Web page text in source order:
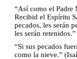
“Así como el
Recibid el Espíritu
pecados, les serán
les serán retenidos.”
“Si sus pecados
como la nieve.”